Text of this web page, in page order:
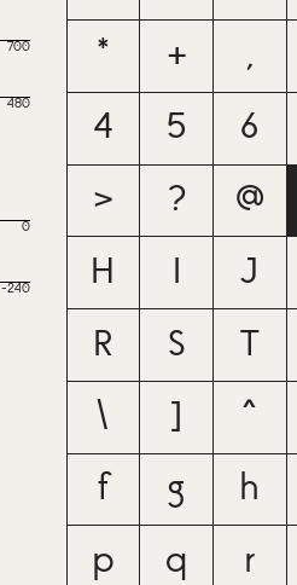
0
700
480
-240
*
+ ,
4
5 6
>
? @
H
J
R
S T
\
] ^
f
g h
p
q r